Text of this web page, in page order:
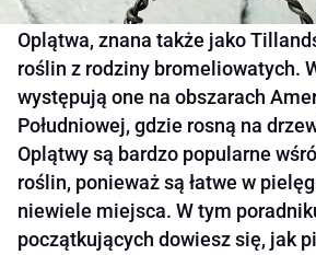
Oplątwa, znana także jako
roślin z rodziny bromeliowatych.
występują one na obszarach
Południowej, gdzie rosną na
Oplątwy są bardzo popularne
roślin, ponieważ są łatwe w
niewiele miejsca. W tym
początkujących dowiesz się, jak